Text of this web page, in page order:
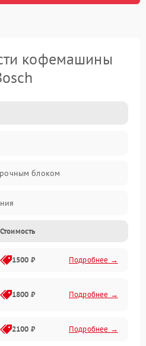
кофемашины
блоком
и паром
Стоимость
1500 ₽ Подробнее →
1800 ₽ Подробнее →
2100 ₽ Подробнее →